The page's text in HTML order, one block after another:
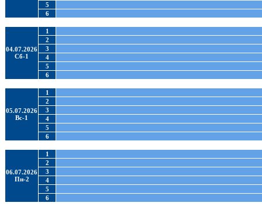
5
6
04.07.2026
Сб-1
1
2
3
4
5
6
05.07.2026
Вс-1
1
2
3
4
5
6
06.07.2026
Пн-2
1
2
3
4
5
6